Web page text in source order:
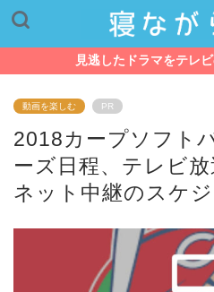
見逃したドラマをテレ
動画を楽しむ PR
2018カープソフト
ーズ日程、テレビ
ネット中継のスケジ